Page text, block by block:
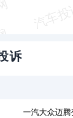
诉
一汽大众迈